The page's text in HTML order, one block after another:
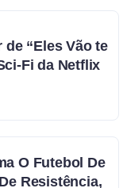
de “Eles Vão te
Fi da Netflix
O Futebol De
Resistência,